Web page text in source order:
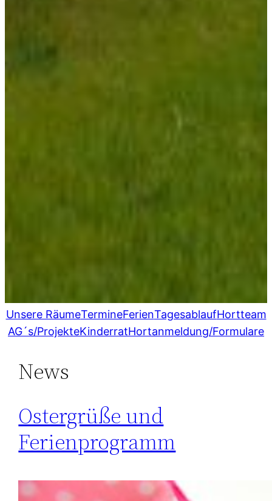
Unsere RäumeTermineFerienTagesablaufHortteam
AG´s/ProjekteKinderratHortanmeldung/Formulare
News
Ostergrüße und
Ferienprogramm